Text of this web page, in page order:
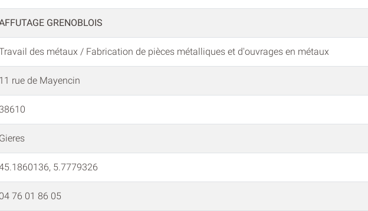
GRENOBLOIS
des métaux / Fabrication de pièces métalliques et d'ouvrages en métaux
rue de Mayencin
5.7779326
76 01 86 05